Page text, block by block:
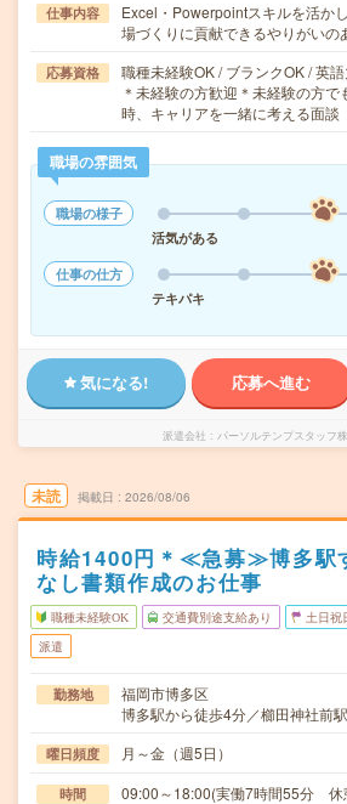
仕事内容
Excel・Powerpointスキルを活か
場づくりに貢献できるやりがい
応募資格
職種未経験OK / ブランクOK / 英
＊未経験の方歓迎＊未経験の方
時、キャリアを一緒に考える面
職場の雰囲気
職場の様子
活気がある
仕事の仕方
テキパキ
気になる! 応募へ進む
派遣会社 パーソルテンプスタッフ
未読 掲載日 2026/08/06
時給1400円＊≪急募≫博多駅
なし書類作成のお仕事
職種未経験OK 交通費別途支給あり 土日祝
派遣
勤務地
福岡市博多区
博多駅から徒歩4分／櫛田神社前
曜日頻度 月～金（週5日）
時間 09:00～18:00(実働7時間55分 休